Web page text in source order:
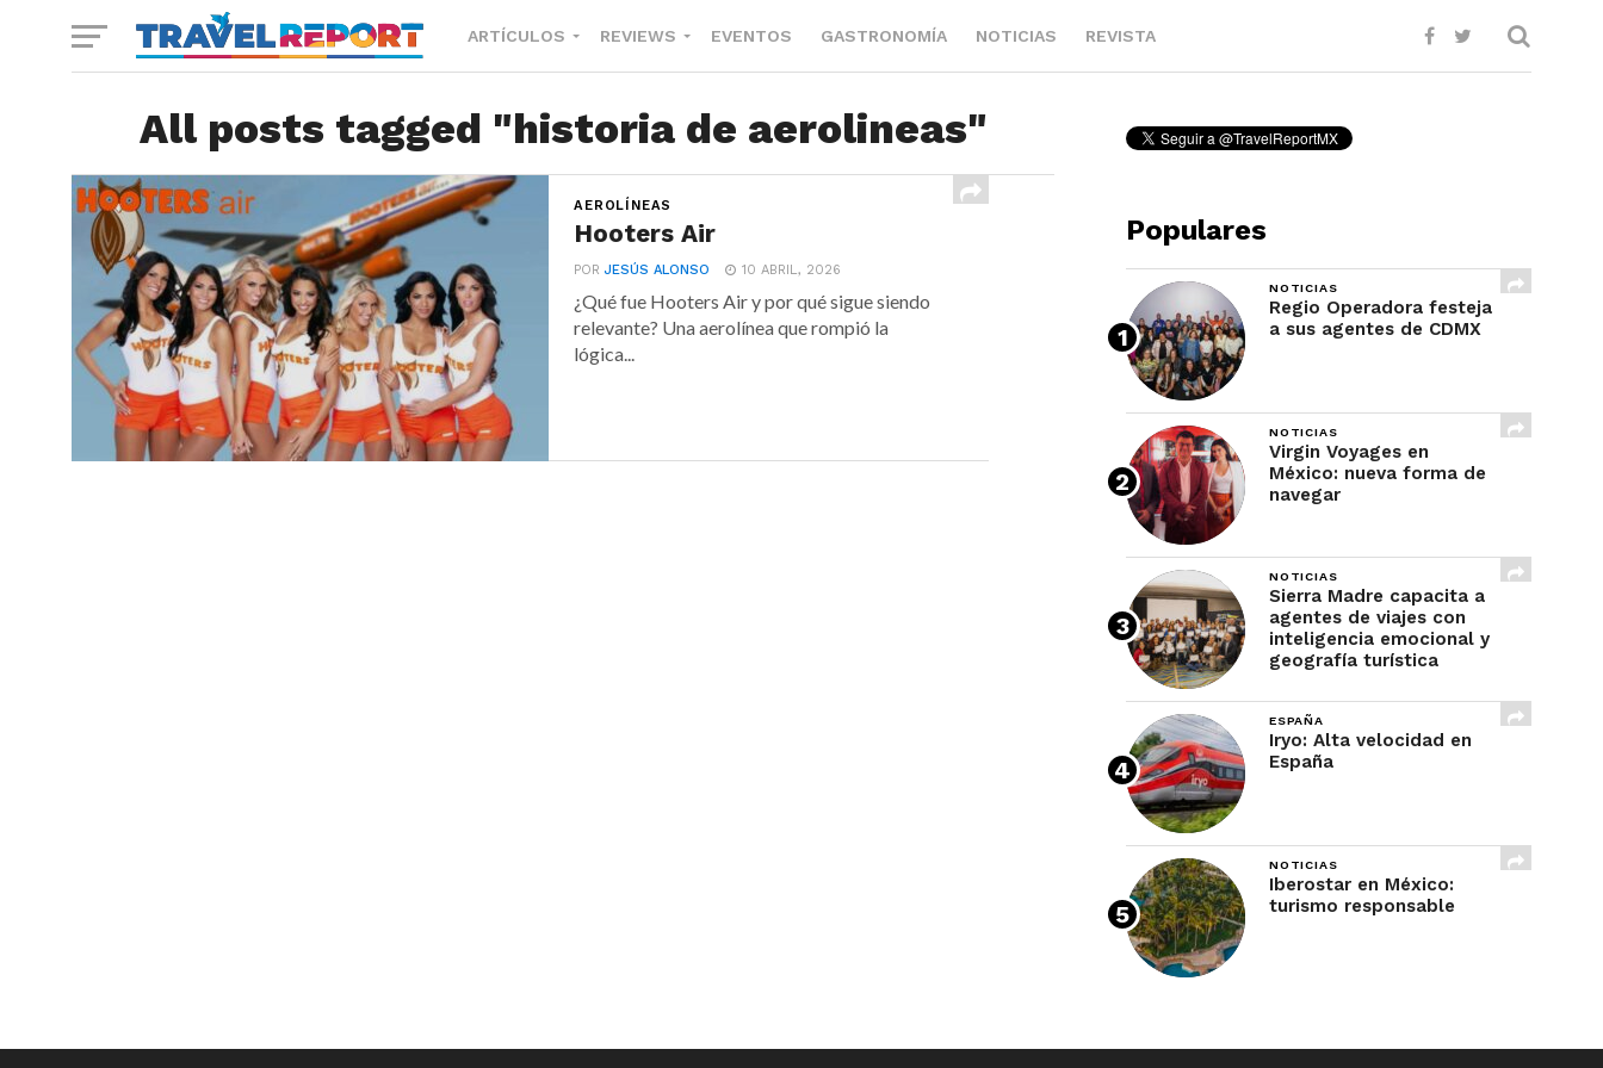
ARTÍCULOS REVIEWS EVENTOS GASTRONOMÍA NOTICIAS REVISTA
All posts tagged "historia de aerolineas"
AEROLÍNEAS
Hooters Air
PORJESÚS ALONSO 10 ABRIL, 2026
¿Qué fue Hooters Air y por qué sigue siendo
relevante? Una aerolínea que rompió la
lógica...
Populares
NOTICIAS
Regio Operadora festeja
a sus agentes de CDMX
NOTICIAS
Virgin Voyages en
México: nueva forma de
navegar
NOTICIAS
Sierra Madre capacita a
agentes de viajes con
inteligencia emocional y
geografía turística
ESPAÑA
Iryo: Alta velocidad en
España
NOTICIAS
Iberostar en México:
turismo responsable